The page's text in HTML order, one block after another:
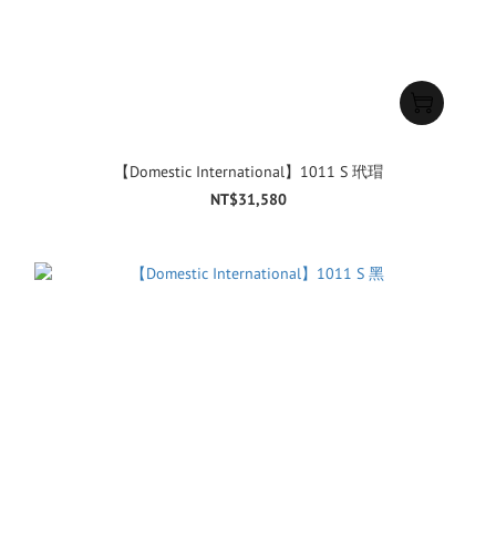
【Domestic International】1011 S 玳瑁
NT$31,580